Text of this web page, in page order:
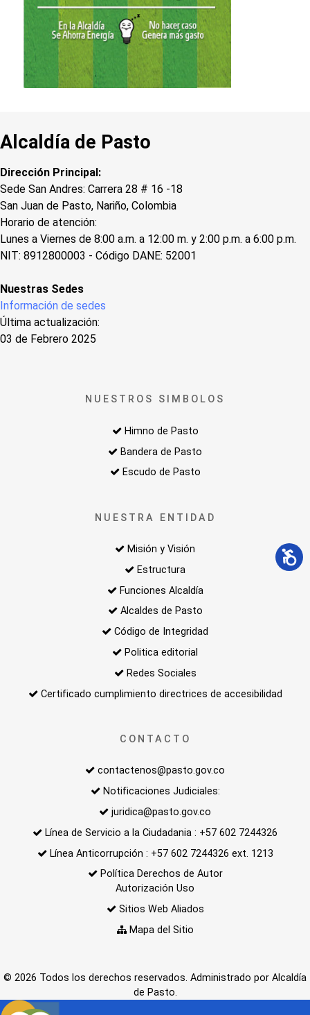
Alcaldía de Pasto
Dirección Principal:
Sede San Andres: Carrera 28 # 16 -18
San Juan de Pasto, Nariño, Colombia
Horario de atención:
Lunes a Viernes de 8:00 a.m. a 12:00 m. y 2:00 p.m. a 6:00 p.m.
NIT: 8912800003 - Código DANE: 52001
Nuestras Sedes
Información de sedes
Última actualización:
03 de Febrero 2025
NUESTROS SIMBOLOS
Himno de Pasto
Bandera de Pasto
Escudo de Pasto
NUESTRA ENTIDAD
Misión y Visión
Estructura
Funciones Alcaldía
Alcaldes de Pasto
Código de Integridad
Politica editorial
Redes Sociales
Certificado cumplimiento directrices de accesibilidad
CONTACTO
contactenos@pasto.gov.co
Notificaciones Judiciales:
juridica@pasto.gov.co
Línea de Servicio a la Ciudadania : +57 602 7244326
Línea Anticorrupción : +57 602 7244326 ext. 1213
Política Derechos de Autor
Autorización Uso
Sitios Web Aliados
Mapa del Sitio
© 2026 Todos los derechos reservados. Administrado por Alcaldía
de Pasto.